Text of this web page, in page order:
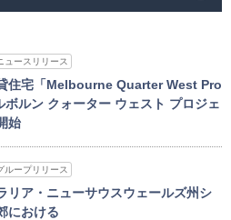
ュースリリース
住宅「Melbourne Quarter West Pro
ボルン クォーター ウェスト プロジェ
始
ループリリース
リア・ニューサウスウェールズ州シ
における